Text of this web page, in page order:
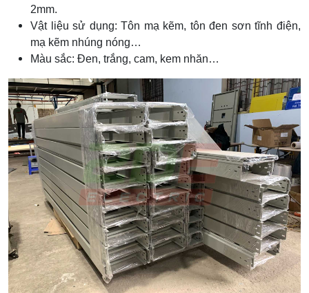
2mm.
Vật liệu sử dụng: Tôn mạ kẽm, tôn đen sơn tĩnh điện,
mạ kẽm nhúng nóng…
Màu sắc: Đen, trắng, cam, kem nhăn…